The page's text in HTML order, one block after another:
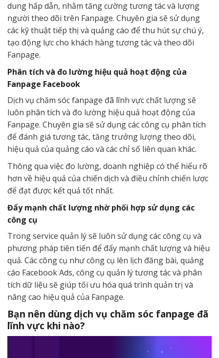
dung hấp dẫn, nhằm tăng cường tương tác và lượng
người theo dõi trên Fanpage. Chuyên gia sẽ sử dụng
các kỹ thuật tiếp thị và quảng cáo để thu hút sự chú ý,
tạo động lực cho khách hàng tương tác và theo dõi
Fanpage.
Phân tích và đo lường hiệu quả hoạt động của
Fanpage Facebook
Dịch vụ chăm sóc fanpage đã lĩnh vực chất lượng sẽ
luôn phân tích và đo lường hiệu quả hoạt động của
Fanpage. Chuyên gia sẽ sử dụng các công cụ phân tích
để đánh giá tương tác, tăng trưởng lượng theo dõi,
hiệu quả của quảng cáo và các chỉ số liên quan khác.
Thông qua việc đo lường, doanh nghiệp có thể hiểu rõ
hơn về hiệu quả của chiến dịch và điều chỉnh chiến lược
để đạt được kết quả tốt nhất.
Đẩy mạnh chất lượng nhờ phối hợp sử dụng các
công cụ
Trong service quản lý sẽ luôn sử dụng các công cụ và
phương pháp tiên tiến để đẩy mạnh chất lượng và hiệu
quả. Các công cụ như công cụ lên lịch đăng bài, quảng
cáo Facebook Ads, công cụ quản lý tương tác và phân
tích dữ liệu sẽ giúp tối ưu hóa quá trình quản trị và
nâng cao hiệu quả của Fanpage.
Bạn nên dùng dịch vụ chăm sóc fanpage đã
lĩnh vực khi nào?